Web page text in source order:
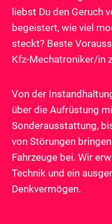
liebst Du den Geruch
begeistert, wie viel
steckt? Beste
Kfz-Mechatroniker/in
Von der
über die Aufrüstung
Sonderausstattung,
von Störungen
Fahrzeuge bei. Wir
Technik und ein
Denkvermögen.